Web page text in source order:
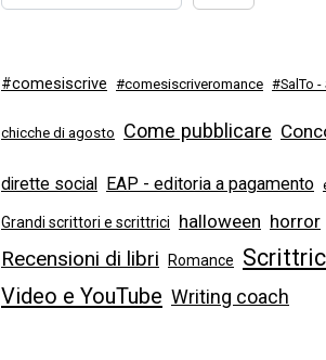
#comesiscrive #comesiscriveromance #SalTo
chicche di agosto Come pubblicare
dirette social EAP - editoria a pagamento
Grandi scrittori e scrittrici halloween horror
Recensioni di libri Romance
Video e YouTube Writing coach